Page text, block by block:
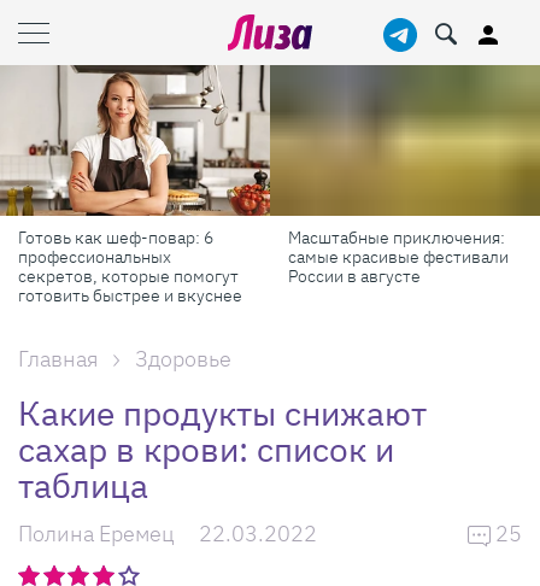
Готовь как шеф-повар: 6
профессиональных
секретов, которые помогут
готовить быстрее и вкуснее
Масштабные приключения:
самые красивые фестивали
России в августе
Главная Здоровье
Какие продукты снижают
сахар в крови: список и
таблица
Полина Еремец 22.03.2022 25